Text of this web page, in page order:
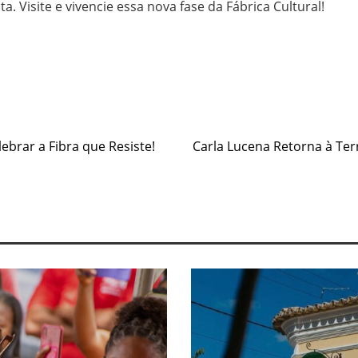
Visite e vivencie essa nova fase da Fábrica Cultural!
a Fibra que Resiste! Carla Lucena Retorna à